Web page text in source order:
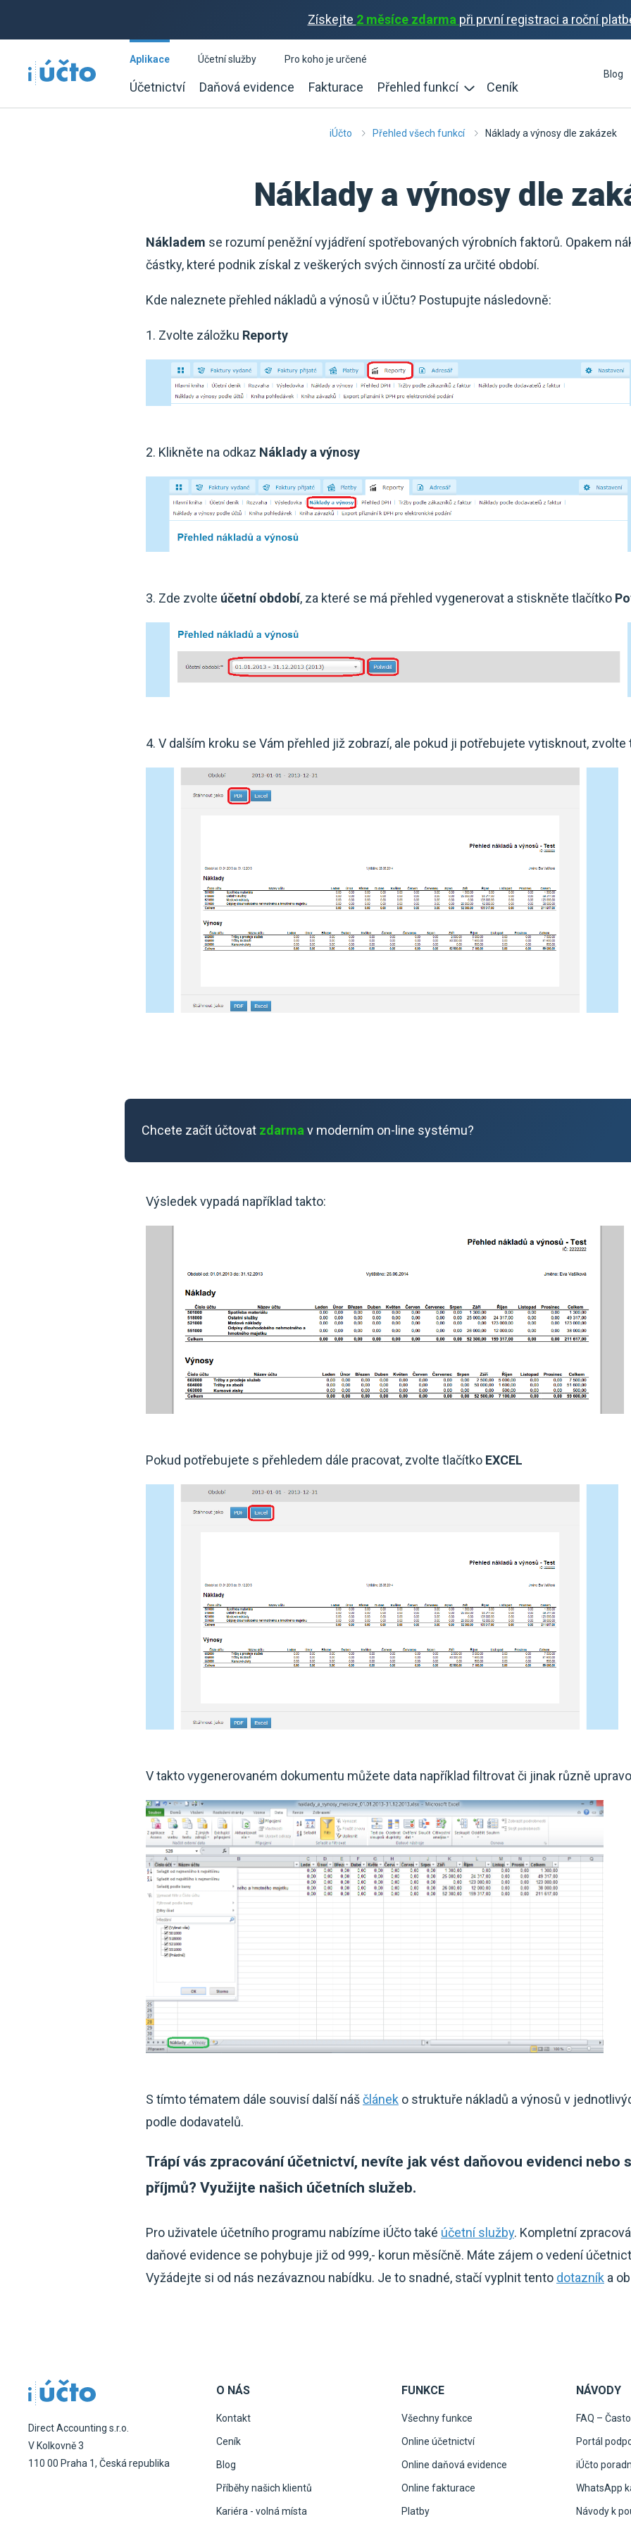
Získejte 2 měsíce zdarma při první registraci a roční
Aplikace
Účetnictví Daňová evidence Fakturace Přehled funkcí Ceník
Účetní služby
Pro koho je určené
Blog
iÚčto Přehled všech funkcí Náklady a výnosy dle zakázek
Náklady a výnosy dle
Nákladem se rozumí peněžní vyjádření spotřebovaných výrobních faktorů. Opakem
částky, které podnik získal z veškerých svých činností za určité období.
Kde naleznete přehled nákladů a výnosů v iÚčtu? Postupujte následovně:
1. Zvolte záložku Reporty
2. Klikněte na odkaz Náklady a výnosy
3. Zde zvolte účetní období, za které se má přehled vygenerovat a stiskněte tlačítko
4. V dalším kroku se Vám přehled již zobrazí, ale pokud ji potřebujete vytisknout,
Chcete začít účtovat zdarma v moderním on-line systému?
Výsledek vypadá například takto:
Pokud potřebujete s přehledem dále pracovat, zvolte tlačítko EXCEL
V takto vygenerovaném dokumentu můžete data například filtrovat či jinak různě
S tímto tématem dále souvisí další náščlánek o struktuře nákladů a výnosů v
podle dodavatelů.
Trápí vás zpracování účetnictví, nevíte jak vést daňovou evidenci nebo
příjmů? Využijte našich účetních služeb.
Pro uživatele účetního programu nabízíme iÚčto také účetní služby. Kompletní
daňové evidence se pohybuje již od 999,- korun měsíčně. Máte zájem o vedení
Vyžádejte si od nás nezávaznou nabídku. Je to snadné, stačí vyplnit tento dotazník a
Direct Accounting s.r.o.
V Kolkovně 3
110 00 Praha 1, Česká republika
O NÁS
Kontakt
Ceník
Blog
Příběhy našich klientů
Kariéra - volná místa
FUNKCE
Všechny funkce
Online účetnictví
Online daňová evidence
Online fakturace
Platby
NÁVODY
FAQ –
Portál
iÚčto
WhatsApp
Návody k